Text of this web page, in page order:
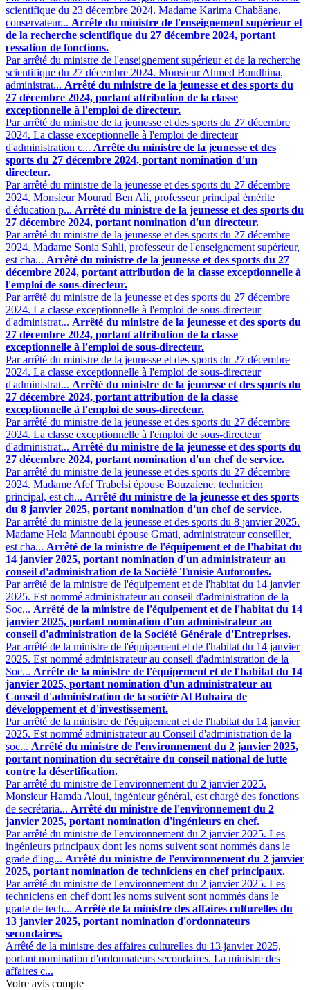
scientifique du 23 décembre 2024. Madame Karima Chabâane,
conservateur... Arrêté du ministre de l'enseignement supérieur et
de la recherche scientifique du 27 décembre 2024, portant
cessation de fonctions.
Par arrêté du ministre de l'enseignement supérieur et de la recherche
scientifique du 27 décembre 2024. Monsieur Ahmed Boudhina,
administrat... Arrêté du ministre de la jeunesse et des sports du
27 décembre 2024, portant attribution de la classe
exceptionnelle à l'emploi de directeur.
Par arrêté du ministre de la jeunesse et des sports du 27 décembre
2024. La classe exceptionnelle à l'emploi de directeur
d'administration c... Arrêté du ministre de la jeunesse et des
sports du 27 décembre 2024, portant nomination d'un
directeur.
Par arrêté du ministre de la jeunesse et des sports du 27 décembre
2024. Monsieur Mourad Ben Ali, professeur principal émérite
d'éducation p... Arrêté du ministre de la jeunesse et des sports du
27 décembre 2024, portant nomination d'un directeur.
Par arrêté du ministre de la jeunesse et des sports du 27 décembre
2024. Madame Sonia Sahli, professeur de l'enseignement supérieur,
est cha... Arrêté du ministre de la jeunesse et des sports du 27
décembre 2024, portant attribution de la classe exceptionnelle à
l'emploi de sous-directeur.
Par arrêté du ministre de la jeunesse et des sports du 27 décembre
2024. La classe exceptionnelle à l'emploi de sous-directeur
d'administrat... Arrêté du ministre de la jeunesse et des sports du
27 décembre 2024, portant attribution de la classe
exceptionnelle à l'emploi de sous-directeur.
Par arrêté du ministre de la jeunesse et des sports du 27 décembre
2024. La classe exceptionnelle à l'emploi de sous-directeur
d'administrat... Arrêté du ministre de la jeunesse et des sports du
27 décembre 2024, portant attribution de la classe
exceptionnelle à l'emploi de sous-directeur.
Par arrêté du ministre de la jeunesse et des sports du 27 décembre
2024. La classe exceptionnelle à l'emploi de sous-directeur
d'administrat... Arrêté du ministre de la jeunesse et des sports du
27 décembre 2024, portant nomination d'un chef de service.
Par arrêté du ministre de la jeunesse et des sports du 27 décembre
2024. Madame Afef Trabelsi épouse Bouzaiene, technicien
principal, est ch... Arrêté du ministre de la jeunesse et des sports
du 8 janvier 2025, portant nomination d'un chef de service.
Par arrêté du ministre de la jeunesse et des sports du 8 janvier 2025.
Madame Hela Mannoubi épouse Gmati, administrateur conseiller,
est cha... Arrêté de la ministre de l'équipement et de l'habitat du
14 janvier 2025, portant nomination d'un administrateur au
conseil d'administration de la Société Tunisie Autoroutes.
Par arrêté de la ministre de l'équipement et de l'habitat du 14 janvier
2025. Est nommé administrateur au conseil d'administration de la
Soc... Arrêté de la ministre de l'équipement et de l'habitat du 14
janvier 2025, portant nomination d'un administrateur au
conseil d'administration de la Société Générale d'Entreprises.
Par arrêté de la ministre de l'équipement et de l'habitat du 14 janvier
2025. Est nommé administrateur au conseil d'administration de la
Soc... Arrêté de la ministre de l'équipement et de l'habitat du 14
janvier 2025, portant nomination d'un administrateur au
Conseil d'administration de la société Al Buhaira de
développement et d'investissement.
Par arrêté de la ministre de l'équipement et de l'habitat du 14 janvier
2025. Est nommé administrateur au Conseil d'administration de la
soc... Arrêté du ministre de l'environnement du 2 janvier 2025,
portant nomination du secrétaire du conseil national de lutte
contre la désertification.
Par arrêté du ministre de l'environnement du 2 janvier 2025.
Monsieur Hamda Aloui, ingénieur général, est chargé des fonctions
de secrétaria... Arrêté du ministre de l'environnement du 2
janvier 2025, portant nomination d'ingénieurs en chef.
Par arrêté du ministre de l'environnement du 2 janvier 2025. Les
ingénieurs principaux dont les noms suivent sont nommés dans le
grade d'ing... Arrêté du ministre de l'environnement du 2 janvier
2025, portant nomination de techniciens en chef principaux.
Par arrêté du ministre de l'environnement du 2 janvier 2025. Les
techniciens en chef dont les noms suivent sont nommés dans le
grade de tech... Arrêté de la ministre des affaires culturelles du
13 janvier 2025, portant nomination d'ordonnateurs
secondaires.
Arrêté de la ministre des affaires culturelles du 13 janvier 2025,
portant nomination d'ordonnateurs secondaires. La ministre des
affaires c...
Votre avis compte